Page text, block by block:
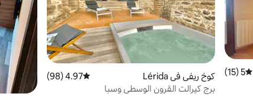
متوسط التقييم 5 من 5، 15 مراجعات
5 (15)
كوخ ريفي في Lérida متوسط التقييم 4.97 من 5، 98 مراجعات
4.97 (98)
برج كيرالت القرون الوسطى وسبا